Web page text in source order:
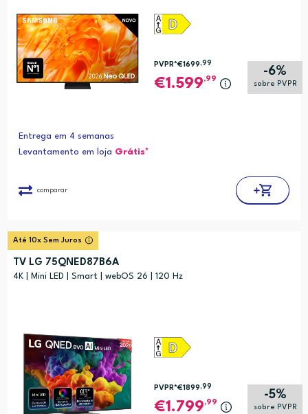
-6%
sobre PVPR
PVPR*€1699,99
1.599,99
Entrega em 4 semanas
Levantamento em loja Grátis*
comparar
Até 10x Sem Juros
TV LG 75QNED87B6A
4K | Mini LED | Smart | webOS 26 | 120 Hz
-5%
sobre PVPR
PVPR*€1899,99
1.799,99